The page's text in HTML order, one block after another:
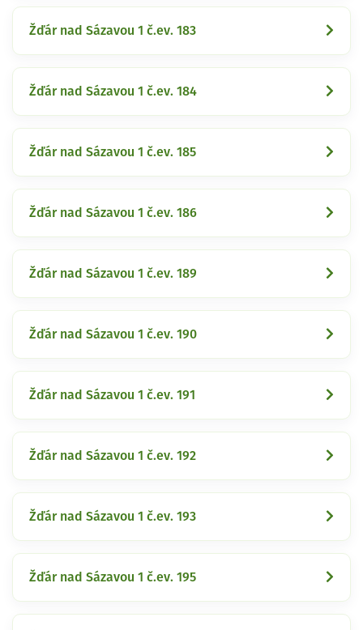
Žďár nad Sázavou 1 č.ev. 183
Žďár nad Sázavou 1 č.ev. 184
Žďár nad Sázavou 1 č.ev. 185
Žďár nad Sázavou 1 č.ev. 186
Žďár nad Sázavou 1 č.ev. 189
Žďár nad Sázavou 1 č.ev. 190
Žďár nad Sázavou 1 č.ev. 191
Žďár nad Sázavou 1 č.ev. 192
Žďár nad Sázavou 1 č.ev. 193
Žďár nad Sázavou 1 č.ev. 195